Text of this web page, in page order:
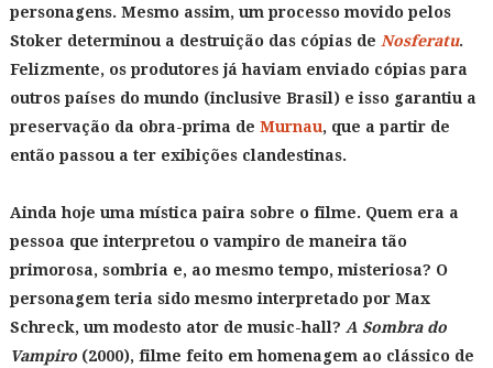
personagens. Mesmo assim, um processo movido pelos
Stoker determinou a destruição das cópias de Nosferatu.
Felizmente, os produtores já haviam enviado cópias para
outros países do mundo (inclusive Brasil) e isso garantiu a
preservação da obra-prima de Murnau, que a partir de
então passou a ter exibições clandestinas.
Ainda hoje uma mística paira sobre o filme. Quem era a
pessoa que interpretou o vampiro de maneira tão
primorosa, sombria e, ao mesmo tempo, misteriosa? O
personagem teria sido mesmo interpretado por Max
Schreck, um modesto ator de music-hall? A Sombra do
Vampiro(2000), filme feito em homenagem ao clássico de